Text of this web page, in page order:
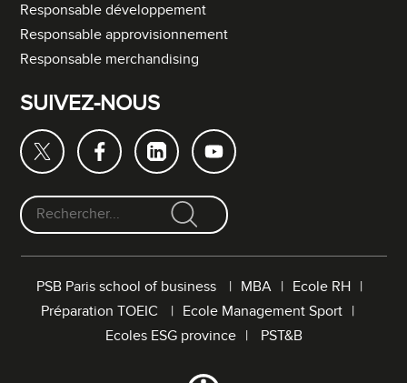
Responsable développement
Responsable approvisionnement
Responsable merchandising
SUIVEZ-NOUS
F
PSB Paris school of business MBA
Ecole RH
Préparation TOEIC
Ecole Management Sport
Ecoles ESG province
PST&B